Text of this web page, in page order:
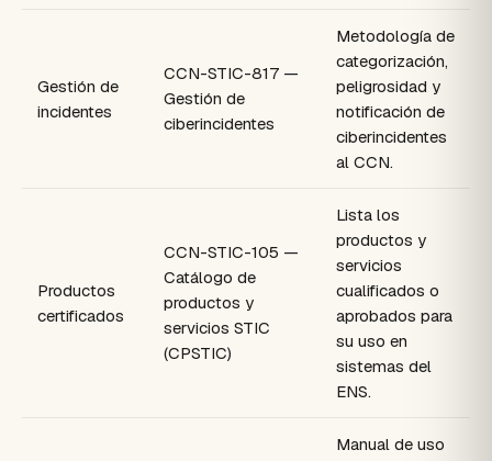
Gestión de
incidentes
CCN-STIC-817 —
Gestión de
ciberincidentes
Metodología de
categorización,
peligrosidad y
notificación de
ciberincidentes
al CCN.
Productos
certificados
CCN-STIC-105 —
Catálogo de
productos y
servicios STIC
(CPSTIC)
Lista los
productos y
servicios
cualificados o
aprobados para
su uso en
sistemas del
ENS.
Manual de uso